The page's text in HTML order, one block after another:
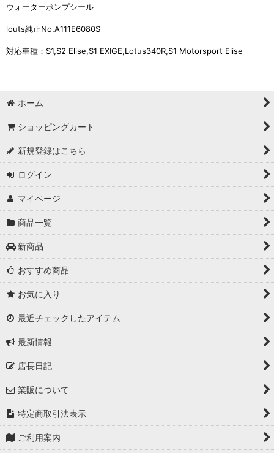
ウォーターポンプシール
louts純正No.A111E6080S
対応車種：S1,S2 Elise,S1 EXIGE,Lotus340R,S1 Motorsport Elise
ホーム
ショッピングカート
新規登録はこちら
ログイン
マイページ
商品一覧
新商品
おすすめ商品
お気に入り
最近チェックしたアイテム
最新情報
店長日記
業販について
特定商取引法表示
ご利用案内